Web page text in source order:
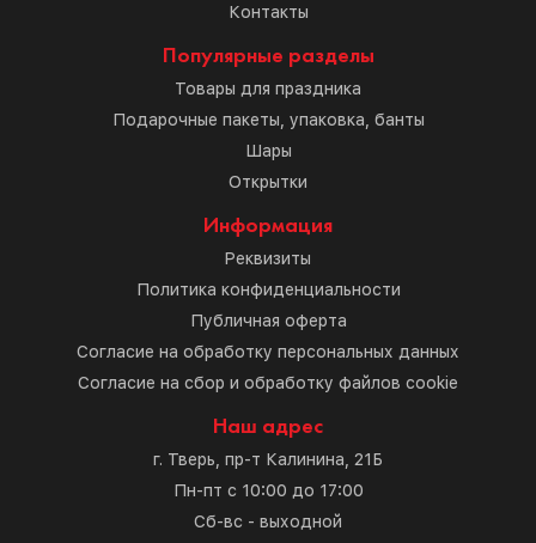
Контакты
Популярные разделы
Товары для праздника
Подарочные пакеты, упаковка, банты
Шары
Открытки
Информация
Реквизиты
Политика конфиденциальности
Публичная оферта
Согласие на обработку персональных данных
Согласие на сбор и обработку файлов cookie
Наш адрес
г. Тверь, пр-т Калинина, 21Б
Пн-пт с 10:00 до 17:00
Сб-вс - выходной